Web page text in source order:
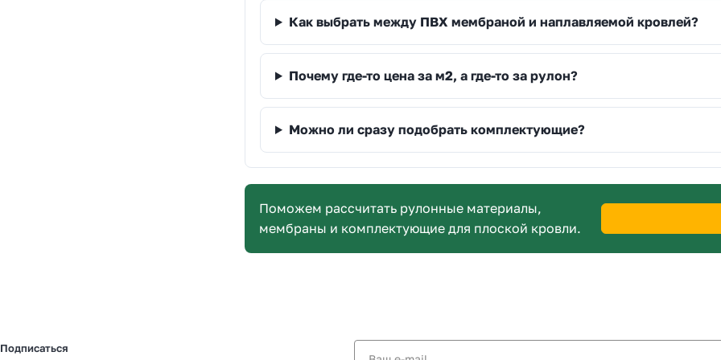
Как выбрать между ПВХ мембраной и наплавляемой кровлей?
Почему где-то цена за м2, а где-то за рулон?
Можно ли сразу подобрать комплектующие?
Поможем рассчитать рулонные материалы,
мембраны и комплектующие для плоской кровли.
Подписаться